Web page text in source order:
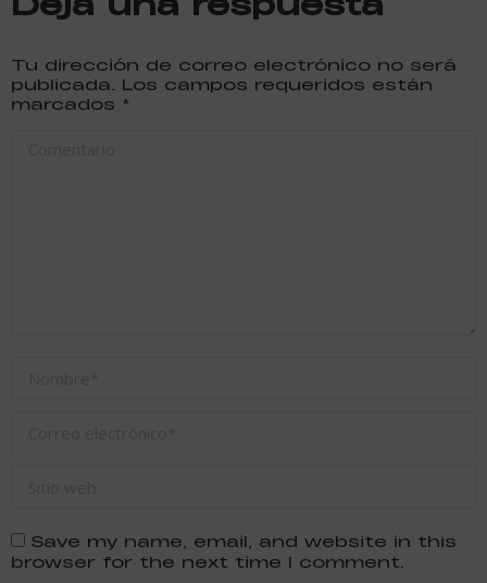
Tu dirección de correo electrónico no será
publicada. Los campos requeridos están
marcados *
Save my name, email, and website in this
browser for the next time I comment.